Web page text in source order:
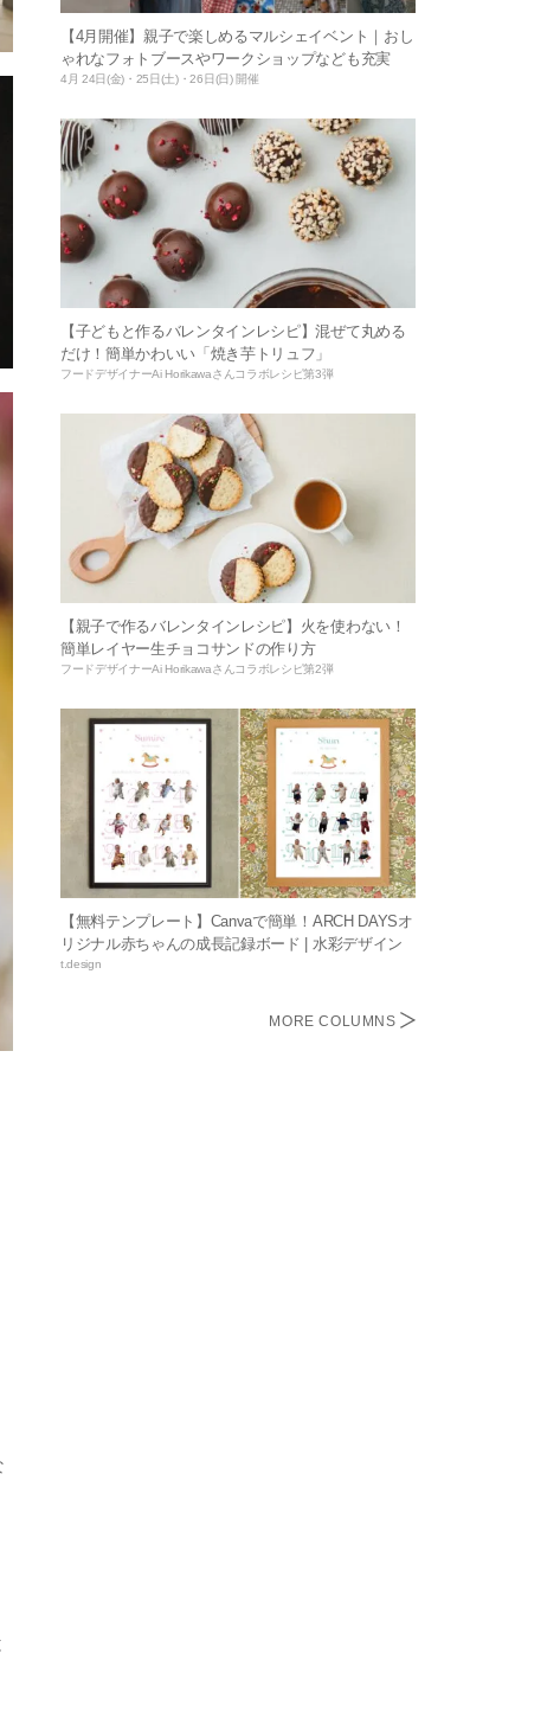
【4月開催】親子で楽しめるマルシェイベント｜おし
ゃれなフォトブースやワークショップなども充実
4月 24日(金)・25日(土)・26日(日) 開催
【子どもと作るバレンタインレシピ】混ぜて丸める
だけ！簡単かわいい「焼き芋トリュフ」
フードデザイナーAi Horikawaさんコラボレシピ第3弾
【親子で作るバレンタインレシピ】火を使わない！
簡単レイヤー生チョコサンドの作り方
フードデザイナーAi Horikawaさんコラボレシピ第2弾
【無料テンプレート】Canvaで簡単！ARCH DAYSオ
リジナル赤ちゃんの成長記録ボード | 水彩デザイン
t.design
MORE COLUMNS